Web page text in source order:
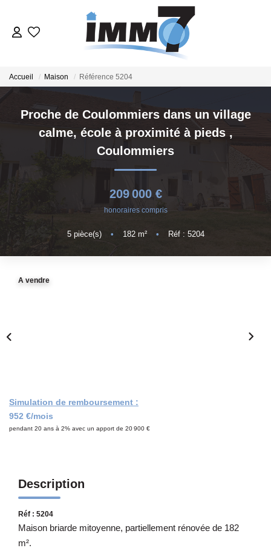
GERER
VENDRE
ESTIMER
NOTRE AGENCE
Accueil Maison Référence 5204
Proche de Coulommiers dans un village
calme, école à proximité à pieds ,
Coulommiers
209 000 €
honoraires compris
5pièce(s) • 182m² • Réf : 5204
A vendre
Simulation de remboursement :
952 €/mois
pendant 20 ans à 2% avec un apport de 20 900 €
Description
Réf : 5204
Maison briarde mitoyenne, partiellement rénovée de 182
m².